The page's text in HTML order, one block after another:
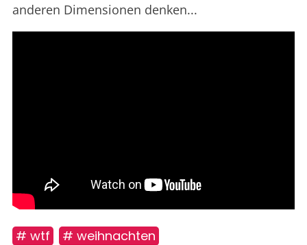
anderen Dimensionen denken...
# wtf # weihnachten